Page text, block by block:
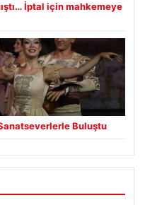
İptal için mahkemeye
Buluştu